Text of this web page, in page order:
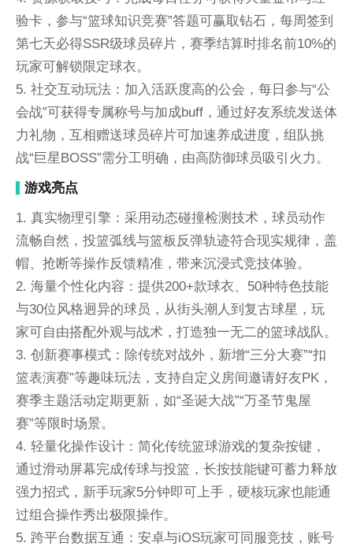
验卡，参与“篮球知识竞赛”答题可赢取钻石，每周签到
第七天必得SSR级球员碎片，赛季结算时排名前10%的
玩家可解锁限定球衣。
5. 社交互动玩法：加入活跃度高的公会，每日参与“公
会战”可获得专属称号与加成buff，通过好友系统发送体
力礼物，互相赠送球员碎片可加速养成进度，组队挑
战“巨星BOSS”需分工明确，由高防御球员吸引火力。
游戏亮点
1. 真实物理引擎：采用动态碰撞检测技术，球员动作
流畅自然，投篮弧线与篮板反弹轨迹符合现实规律，盖
帽、抢断等操作反馈精准，带来沉浸式竞技体验。
2. 海量个性化内容：提供200+款球衣、50种特色技能
与30位风格迥异的球员，从街头潮人到复古球星，玩
家可自由搭配外观与战术，打造独一无二的篮球战队。
3. 创新赛事模式：除传统对战外，新增“三分大赛”“扣
篮表演赛”等趣味玩法，支持自定义房间邀请好友PK，
赛季主题活动定期更新，如“圣诞大战”“万圣节鬼屋
赛”等限时场景。
4. 轻量化操作设计：简化传统篮球游戏的复杂按键，
通过滑动屏幕完成传球与投篮，长按技能键可蓄力释放
强力招式，新手玩家5分钟即可上手，硬核玩家也能通
过组合操作秀出极限操作。
5. 跨平台数据互通：安卓与iOS玩家可同服竞技，账号